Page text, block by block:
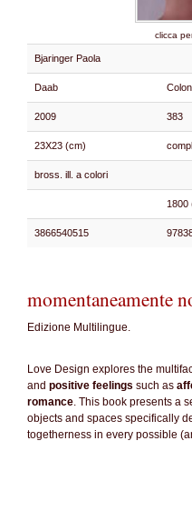
clicca
Bjaringer Paola
Daab
2009 383
23X23 (cm)
bross. ill. a colori
1800
3866540515
momentaneamente
Edizione Multilingue.
Love Design explores the
and positive feelings such as
romance. This book presents a
objects and spaces specifically
togetherness in every possible